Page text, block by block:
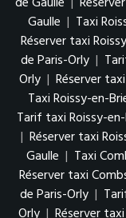
Gaulle | Taxi
Réserver taxi
de Paris-Orly |
Orly | Réserver
Taxi Roissy-en-
Tarif taxi Roissy-
| Réserver taxi
Gaulle | Taxi
Réserver taxi
de Paris-Orly |
Orly | Réserver